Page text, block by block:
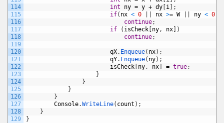
114
115
116
117
118
119
120
121
122
123
124
125
126
127
128
129
int
ny = y + dy [i ] ;
if( nx < 0 nx >= W ny < 0
continue;
if
( isCheck [ny , nx] )
continue;
qX. Enqueue( nx) ;
qY. Enqueue( ny) ;
isCheck [ny , nx] = true;
}
}
}
}
Console.WriteLine( count ) ;
}
}